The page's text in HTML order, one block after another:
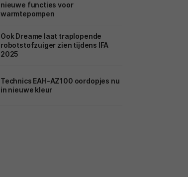
nieuwe functies voor
warmtepompen
Ook Dreame laat traplopende
robotstofzuiger zien tijdens IFA
2025
Technics EAH-AZ100 oordopjes nu
in nieuwe kleur